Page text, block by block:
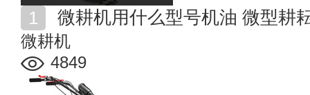
微耕机用什么型号机油 微型耕
微耕机
4849